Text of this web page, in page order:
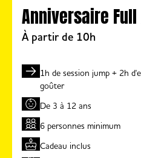
Anniversaire
À partir de 10h
1h de session jump + 2h
goûter
De 3 à 12 ans
6 personnes minimum
Cadeau inclus